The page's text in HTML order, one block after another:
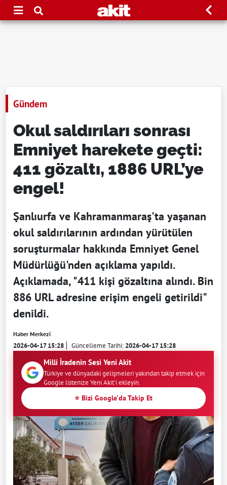
Gündem
Okul saldırıları sonrası
Emniyet harekete geçti:
411 gözaltı, 1886 URL’ye
engel!
Şanlıurfa ve Kahramanmaraş'ta yaşanan
okul saldırılarının ardından yürütülen
soruşturmalar hakkında Emniyet Genel
Müdürlüğü'nden açıklama yapıldı.
Açıklamada, "411 kişi gözaltına alındı. Bin
886 URL adresine erişim engeli getirildi"
denildi.
Haber Merkezi
2026-04-17 15:28 Güncelleme Tarihi:2026-04-17 15:28
Milli İradenin Sesi Yeni Akit
Türkiye ve dünyadaki gelişmeleri yakından takip etmek için
Google listenize Yeni Akit'i ekleyin.
⭐ Bizi Google'da Takip Et